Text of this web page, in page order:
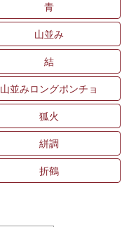
青
山並み
結
山並みロングポンチョ
狐火
絣調
折鶴